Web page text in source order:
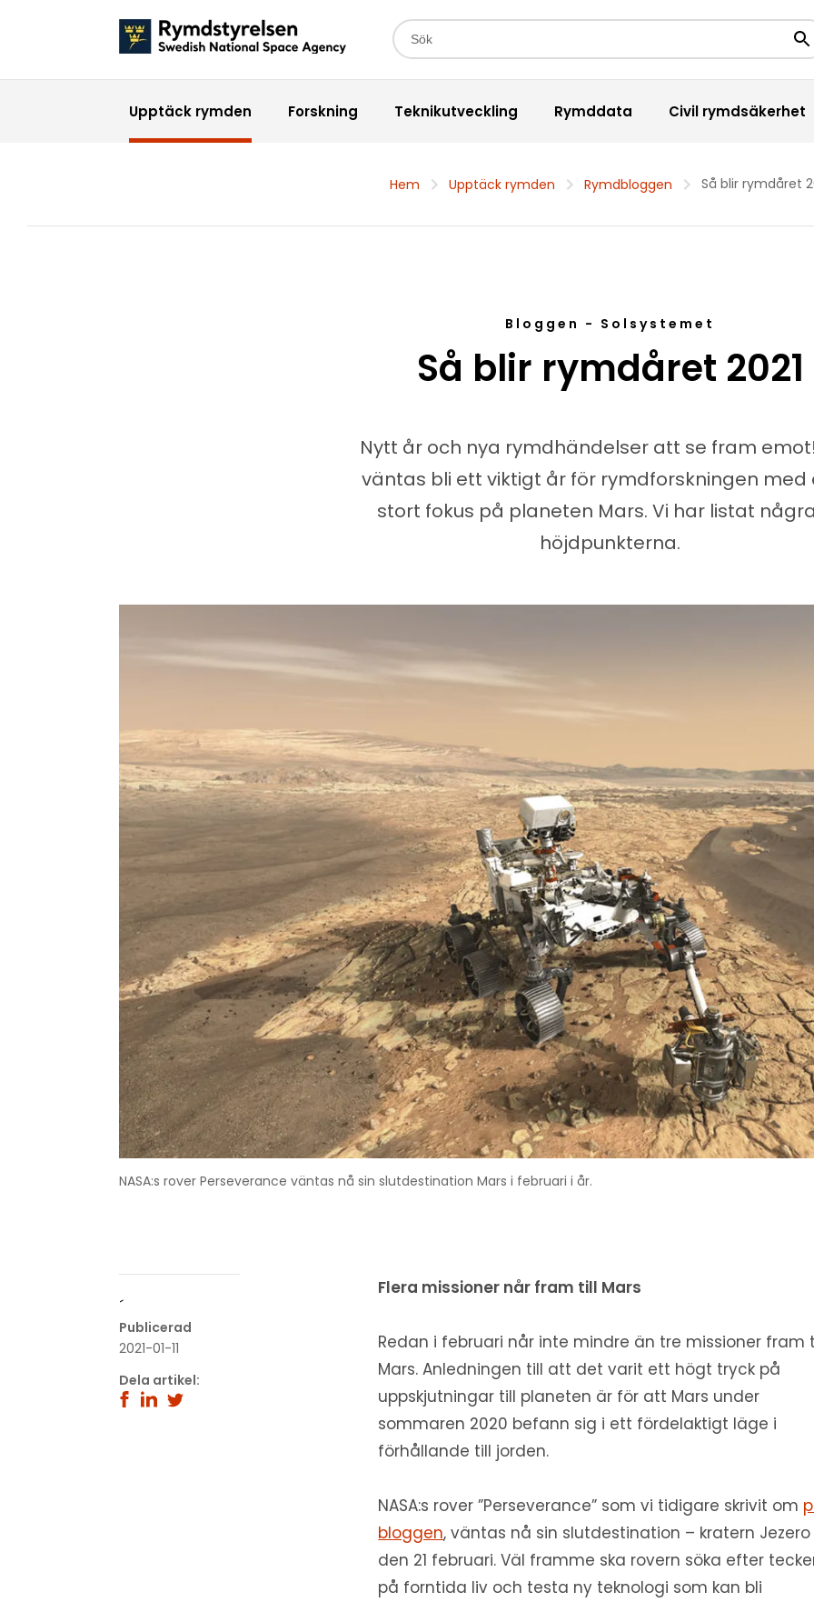
Sökfält
Upptäck rymden Forskning Teknikutveckling Rymddata Civil rymdsäkerhet
Hem Upptäck rymden Rymdbloggen Så blir rymdåret
Bloggen - Solsystemet
Så blir rymdåret 2021
Nytt år och nya rymdhändelser att se fram emot!
väntas bli ett viktigt år för rymdforskningen med
stort fokus på planeten Mars. Vi har listat
höjdpunkterna.
NASA:s rover Perseverance väntas nå sin slutdestination Mars i februari i år.
´
Publicerad
2021-01-11
Dela artikel:
Flera missioner når fram till Mars
Redan i februari når inte mindre än tre missioner fram
Mars. Anledningen till att det varit ett högt tryck på
uppskjutningar till planeten är för att Mars under
sommaren 2020 befann sig i ett fördelaktigt läge i
förhållande till jorden.
NASA:s rover ”Perseverance” som vi tidigare skrivit om
bloggen, väntas nå sin slutdestination – kratern
den 21 februari. Väl framme ska rovern söka efter
på forntida liv och testa ny teknologi som kan bli